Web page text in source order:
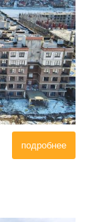
подробнее